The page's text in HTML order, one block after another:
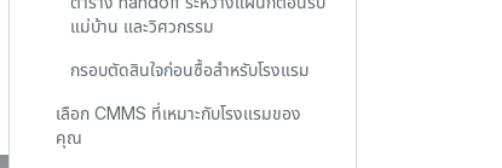
แม่บ้าน และวิศวกรรม
กรอบตัดสินใจก่อนซื้อสำหรับโรงแรม
เลือก CMMS ที่เหมาะกับโรงแรมของ
คุณ